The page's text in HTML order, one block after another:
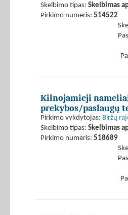
Skelbimo tipas: Skelbimas
Pirkimo numeris: 514522
Kilnojamieji
prekybos/paslaugų
Pirkimo vykdytojas: Biržų
Skelbimo tipas: Skelbimas
Pirkimo numeris: 518689